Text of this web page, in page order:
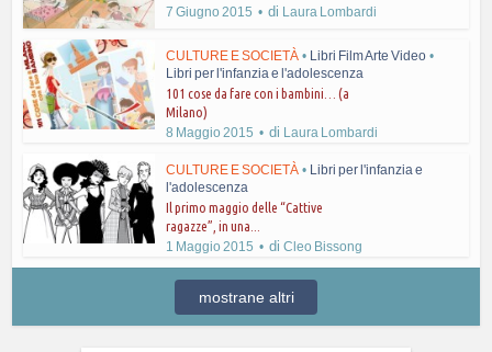
7 Giugno 2015
di Laura Lombardi
CULTURE E SOCIETÀ • Libri Film Arte Video •
Libri per l'infanzia e l'adolescenza
101 cose da fare con i bambini… (a
Milano)
8 Maggio 2015
di Laura Lombardi
CULTURE E SOCIETÀ • Libri per l'infanzia e
l'adolescenza
Il primo maggio delle “Cattive
ragazze”, in una...
1 Maggio 2015
diCleo Bissong
mostrane altri